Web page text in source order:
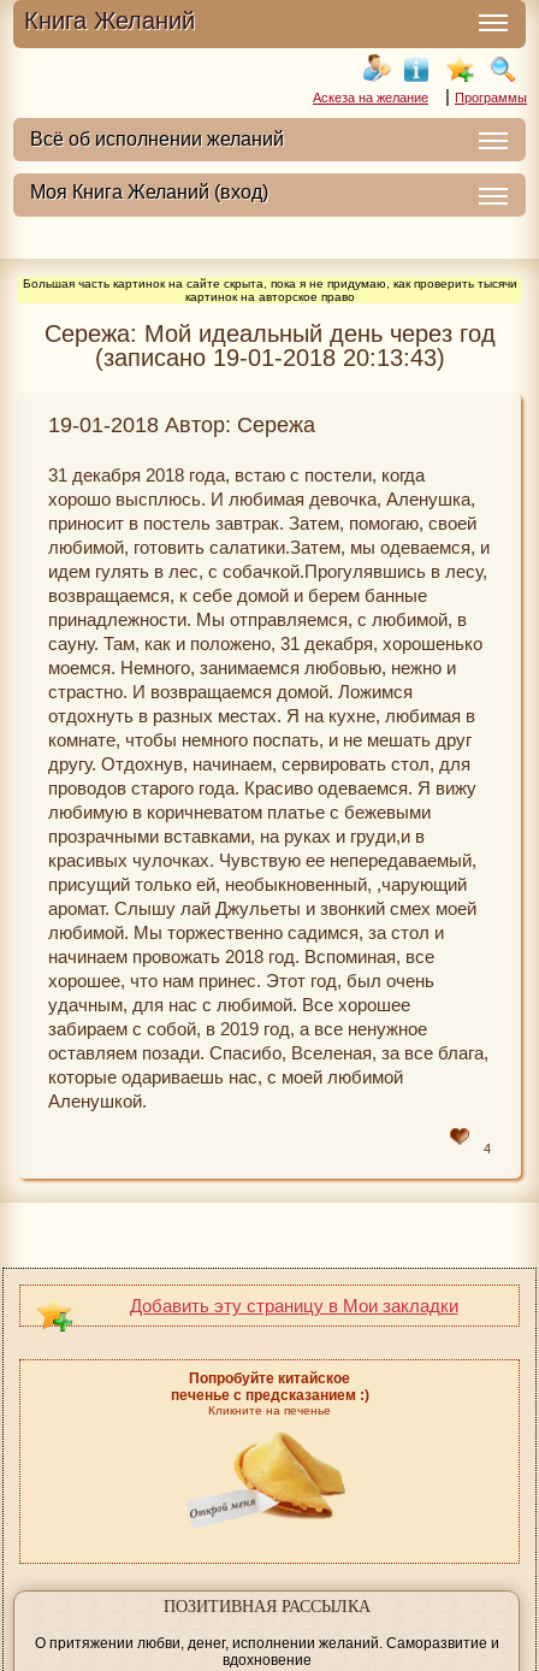
Книга Желаний
Аскеза на желание | Программы
Большая часть картинок на сайте скрыта, пока я не придумаю, как проверить тысячи
картинок на авторское право
Сережа: Мой идеальный день через год
(записано 19-01-2018 20:13:43)
19-01-2018 Автор: Сережа
31 декабря 2018 года, встаю с постели, когда
хорошо высплюсь. И любимая девочка, Аленушка,
приносит в постель завтрак. Затем, помогаю, своей
любимой, готовить салатики.Затем, мы одеваемся, и
идем гулять в лес, с собачкой.Прогулявшись в лесу,
возвращаемся, к себе домой и берем банные
принадлежности. Мы отправляемся, с любимой, в
сауну. Там, как и положено, 31 декабря, хорошенько
моемся. Немного, занимаемся любовью, нежно и
страстно. И возвращаемся домой. Ложимся
отдохнуть в разных местах. Я на кухне, любимая в
комнате, чтобы немного поспать, и не мешать друг
другу. Отдохнув, начинаем, сервировать стол, для
проводов старого года. Красиво одеваемся. Я вижу
любимую в коричневатом платье с бежевыми
прозрачными вставками, на руках и груди,и в
красивых чулочках. Чувствую ее непередаваемый,
присущий только ей, необыкновенный, ,чарующий
аромат. Слышу лай Джульеты и звонкий смех моей
любимой. Мы торжественно садимся, за стол и
начинаем провожать 2018 год. Вспоминая, все
хорошее, что нам принес. Этот год, был очень
удачным, для нас с любимой. Все хорошее
забираем с собой, в 2019 год, а все ненужное
оставляем позади. Спасибо, Вселеная, за все блага,
которые одариваешь нас, с моей любимой
Аленушкой.
4
Добавить эту страницу в Мои закладки
Попробуйте китайское
печенье с предсказанием :)
Кликните на печенье
ПОЗИТИВНАЯ РАССЫЛКА
О притяжении любви, денег, исполнении желаний. Саморазвитие и
вдохновение